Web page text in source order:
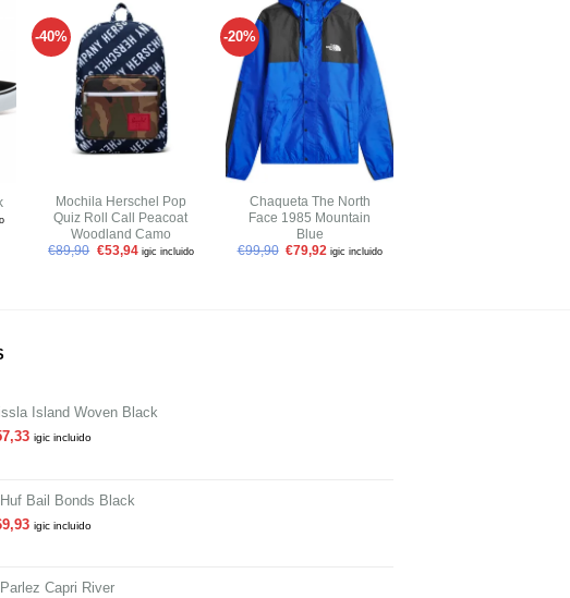
-40%
Añadir
a tu
lista de
deseos
Mochila Herschel Pop
Quiz Roll Call Peacoat
Woodland Camo
€89,90 €53,94 igic incluido
-20%
Añadir
a tu
lista de
deseos
+
Chaqueta The North
Face 1985 Mountain
Blue
€99,90 €79,92 igic incluido
Island Woven Black
igic incluido
Bail Bonds Black
igic incluido
Capri River